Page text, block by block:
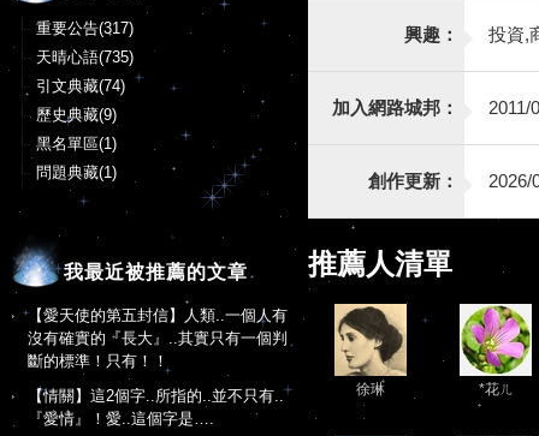
興趣： 投資,
加入網路城邦： 2011/
創作更新： 2026/
推薦人清單
徐琳 *花ㄦ
重要公告(317)
天晴心語(735)
引文典藏(74)
歷史典藏(9)
黑名單區(1)
問題典藏(1)
我最近被推薦的文章
【愛天使的第五封信】人類..一個人有
沒有確實的『長大』..其實只有一個判
斷的標準！只有！！
【情關】這2個字..所指的..並不只有..
『愛情』！愛..這個字是….